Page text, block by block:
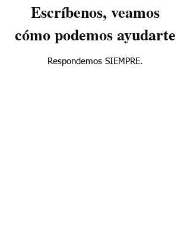
Escríbenos, veamos
cómo podemos ayudarte
Respondemos SIEMPRE.